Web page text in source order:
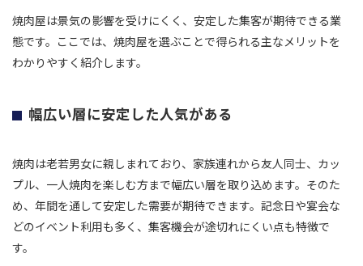
焼肉屋は景気の影響を受けにくく、安定した集客が期待できる業
態です。ここでは、焼肉屋を選ぶことで得られる主なメリットを
わかりやすく紹介します。
幅広い層に安定した人気がある
焼肉は老若男女に親しまれており、家族連れから友人同士、カッ
プル、一人焼肉を楽しむ方まで幅広い層を取り込めます。そのた
め、年間を通して安定した需要が期待できます。記念日や宴会な
どのイベント利用も多く、集客機会が途切れにくい点も特徴で
す。